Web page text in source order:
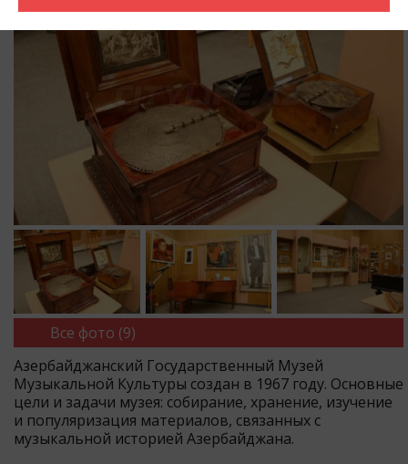
Все фото (9)
Азербайджанский Государственный Музей
Музыкальной Культуры создан в 1967 году. Основные
цели и задачи музея: собирание, хранение, изучение
и популяризация материалов, связанных с
музыкальной историей Азербайджана.